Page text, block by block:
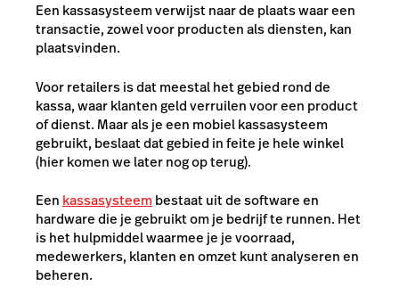
Een kassasysteem verwijst naar de plaats waar een
transactie, zowel voor producten als diensten, kan
plaatsvinden.
Voor retailers is dat meestal het gebied rond de
kassa, waar klanten geld verruilen voor een product
of dienst. Maar als je een mobiel kassasysteem
gebruikt, beslaat dat gebied in feite je hele winkel
(hier komen we later nog op terug).
Een kassasysteembestaat uit de software en
hardware die je gebruikt om je bedrijf te runnen. Het
is het hulpmiddel waarmee je je voorraad,
medewerkers, klanten en omzet kunt analyseren en
beheren.